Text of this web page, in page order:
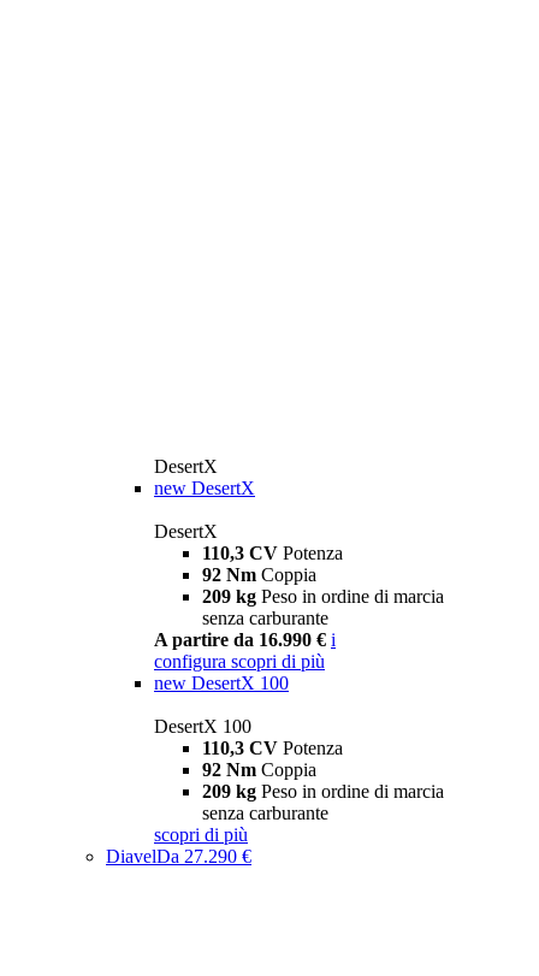
DesertX
new DesertX
DesertX
110,3 CV Potenza
92 Nm Coppia
209 kg Peso in ordine di marcia
senza carburante
A partire da 16.990 € i
configura scopri di più
new DesertX 100
DesertX 100
110,3 CV Potenza
92 Nm Coppia
209 kg Peso in ordine di marcia
senza carburante
scopri di più
DiavelDa 27.290 €